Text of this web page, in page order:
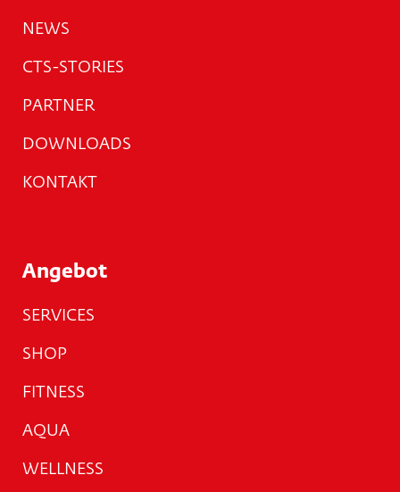
NEWS
CTS-STORIES
PARTNER
DOWNLOADS
KONTAKT
Angebot
SERVICES
SHOP
FITNESS
AQUA
WELLNESS